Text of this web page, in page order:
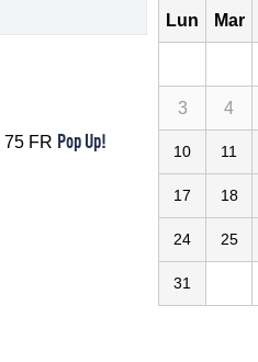
75 FR Pop Up!
Lun Mar
3 4
10 11
17 18
24 25
31